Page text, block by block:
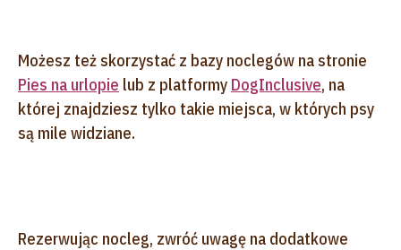
Możesz też skorzystać z bazy noclegów na stronie
Pies na urlopie lub z platformy DogInclusive, na
której znajdziesz tylko takie miejsca, w których psy
są mile widziane.
Rezerwując nocleg, zwróć uwagę na dodatkowe